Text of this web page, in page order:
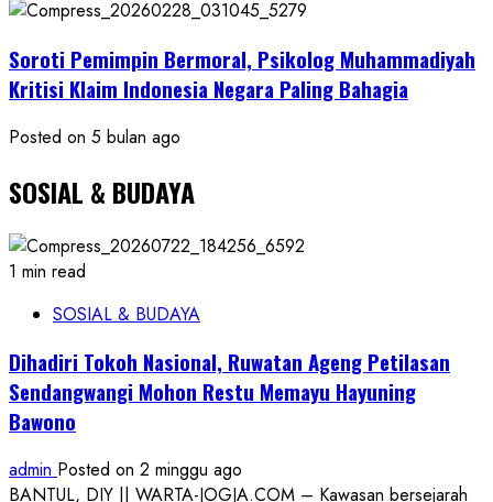
Soroti Pemimpin Bermoral, Psikolog Muhammadiyah
Kritisi Klaim Indonesia Negara Paling Bahagia
Posted on 5 bulan ago
SOSIAL & BUDAYA
1 min read
SOSIAL & BUDAYA
Dihadiri Tokoh Nasional, Ruwatan Ageng Petilasan
Sendangwangi Mohon Restu Memayu Hayuning
Bawono
admin Posted on 2 minggu ago
BANTUL, DIY || WARTA-JOGJA.COM – Kawasan bersejarah